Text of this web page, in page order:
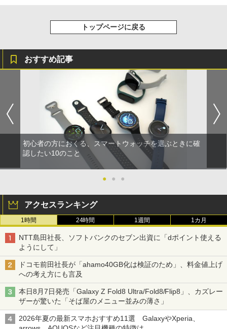
トップページに戻る
おすすめ記事
初心者の方におくる、スマートウォッチを選ぶときに確
認したい10のこと
● ● ●
アクセスランキング
1時間 24時間 1週間 1カ月
NTT島田社長、ソフトバンクのセブン出資に「dポイント使える
ようにして」
ドコモ前田社長が「ahamo40GB化は検証のため」、料金値上げ
への考え方にも言及
本日8月7日発売「Galaxy Z Fold8 Ultra/Fold8/Flip8」、カズレー
ザーが驚いた「そば屋のメニュー並みの薄さ」
2026年夏の最新スマホおすすめ11選 GalaxyやXperia、